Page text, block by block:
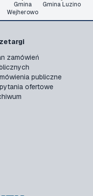
Gmina
Wejherowo
Gmina Luzino
zamówień
publiczne
ofertowe